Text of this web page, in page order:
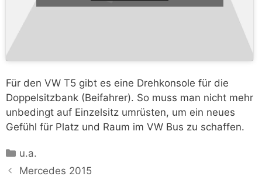
Für den VW T5 gibt es eine Drehkonsole für die
Doppelsitzbank (Beifahrer). So muss man nicht mehr
unbedingt auf Einzelsitz umrüsten, um ein neues
Gefühl für Platz und Raum im VW Bus zu schaffen.
Kategorien
u.a.
Mercedes 2015